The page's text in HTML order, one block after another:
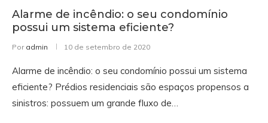
Alarme de incêndio: o seu condomínio
possui um sistema eficiente?
Por admin 10 de setembro de 2020
Alarme de incêndio: o seu condomínio possui um sistema
eficiente? Prédios residenciais são espaços propensos a
sinistros: possuem um grande fluxo de…